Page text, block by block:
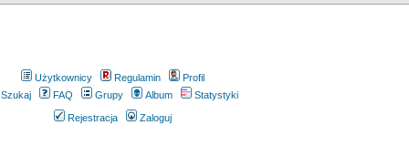
Użytkownicy Regulamin
Profil
Szukaj
FAQ Grupy Album Statystyki
Rejestracja Zaloguj